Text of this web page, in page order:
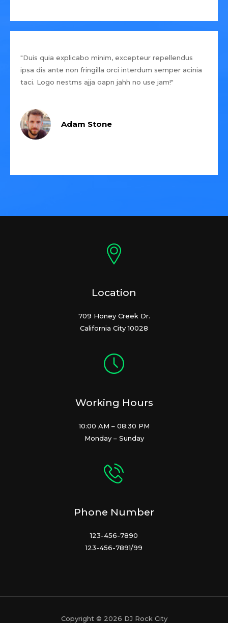
"Duis quia explicabo minim, excepteur repellendus
ipsa dis ante non fringilla orci interdum semper acinia
taci. Logo nestms ajja oapn jahh no use jam!"
Adam Stone
Location
709 Honey Creek Dr.
California City 10028
Working Hours
10:00 AM – 08:30 PM
Monday – Sunday
Phone Number
123-456-7890
123-456-7891/99
Copyright © 2026 DJ Rock City